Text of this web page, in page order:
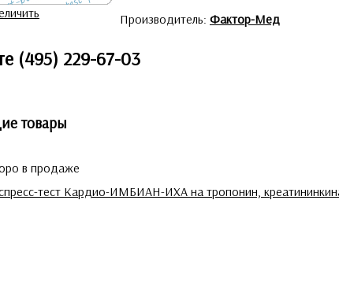
Производитель: Фактор-Мед
(495) 229-67-03
товары
в продаже
тест Кардио-ИМБИАН-ИХА на тропонин,